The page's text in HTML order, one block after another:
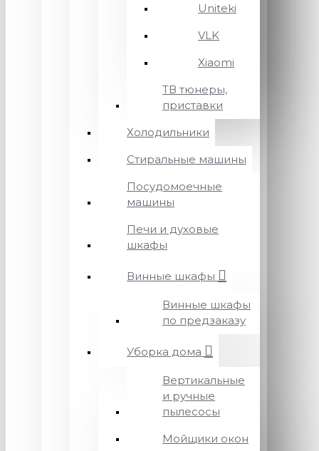
Uniteki
VLK
Xiaomi
ТВ тюнеры,
приставки
Холодильники
Стиральные машины
Посудомоечные
машины
Печи и духовые
шкафы
Винные шкафы
Винные шкафы
по предзаказу
Уборка дома
Вертикальные
и ручные
пылесосы
Мойщики окон